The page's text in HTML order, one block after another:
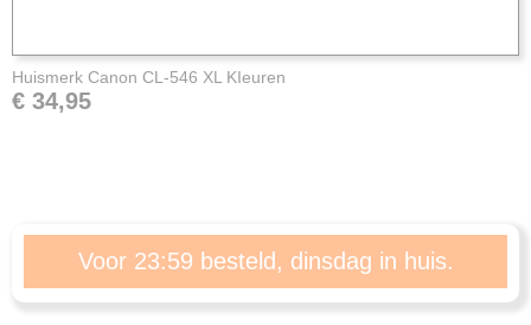
Huismerk Canon CL-546 XL KIeuren
€ 34,95
Voor 23:59 besteld, dinsdag in huis.